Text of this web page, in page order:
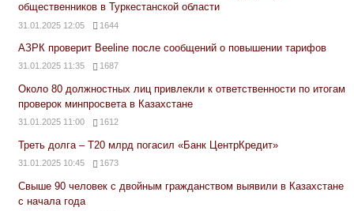
общественников в Туркестанской области
31.01.2025 12:05 1644
АЗРК проверит Beeline после сообщений о повышении тарифов
31.01.2025 11:35 1687
Около 80 должностных лиц привлекли к ответственности по итогам
проверок минпросвета в Казахстане
31.01.2025 11:00 1612
Треть долга – Т20 млрд погасил «Банк ЦентрКредит»
31.01.2025 10:45 1673
Свыше 90 человек с двойным гражданством выявили в Казахстане
с начала года